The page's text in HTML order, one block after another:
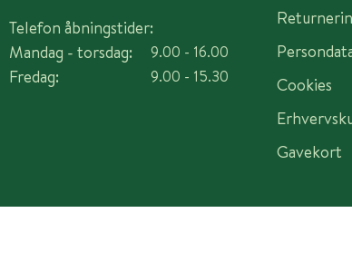
Telefon åbningstider:
Mandag - torsdag:
Fredag:
9.00 - 16.00
9.00 - 15.30
Cookies
Gavekort